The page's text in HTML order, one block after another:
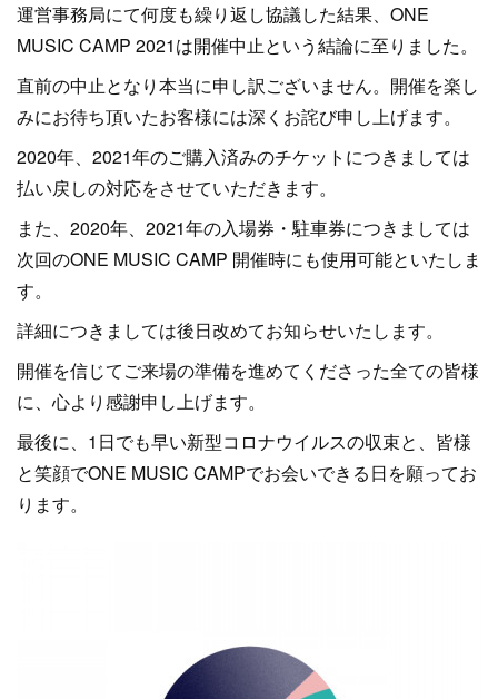
運営事務局にて何度も繰り返し協議した結果、ONE
MUSIC CAMP 2021は開催中止という結論に至りました。
直前の中止となり本当に申し訳ございません。開催を楽し
みにお待ち頂いたお客様には深くお詫び申し上げます。
2020年、2021年のご購入済みのチケットにつきましては
払い戻しの対応をさせていただきます。
また、2020年、2021年の入場券・駐車券につきましては
次回のONE MUSIC CAMP 開催時にも使用可能といたしま
す。
詳細につきましては後日改めてお知らせいたします。
開催を信じてご来場の準備を進めてくださった全ての皆様
に、心より感謝申し上げます。
最後に、1日でも早い新型コロナウイルスの収束と、皆様
と笑顔でONE MUSIC CAMPでお会いできる日を願ってお
ります。